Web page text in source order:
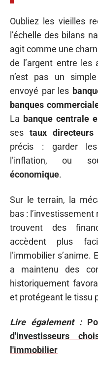
Oubliez les vieilles
l’échelle des bilans
agit comme une
de l’argent entre les
n’est pas un
envoyé par les
banques
La banque centrale
sestaux directeurs
précis : garder
l’inflation, ou
économique.
Sur le terrain, la
bas :
trouvent des
accèdent plus
l’immobilier s’anime.
a maintenu des
historiquement
et protégeant le tissu
Lire également :
d'investisseurs
l'immobilier